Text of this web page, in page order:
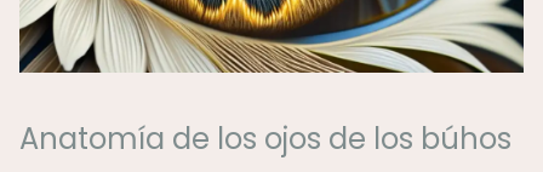
Anatomía de los ojos de los búhos